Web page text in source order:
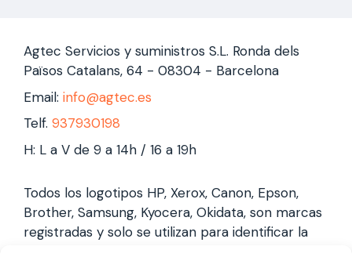
Agtec Servicios y suministros S.L. Ronda dels
Països Catalans, 64 - 08304 - Barcelona
Email: info@agtec.es
Telf. 937930198
H: L a V de 9 a 14h / 16 a 19h
Todos los logotipos HP, Xerox, Canon, Epson,
Brother, Samsung, Kyocera, Okidata, son marcas
registradas y solo se utilizan para identificar la